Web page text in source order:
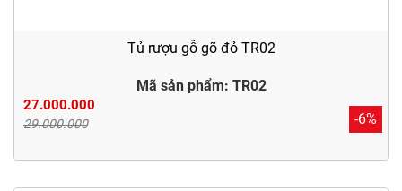
Tủ rượu gỗ gõ đỏ TR02
Mã sản phẩm: TR02
27.000.000
29.000.000 -6%